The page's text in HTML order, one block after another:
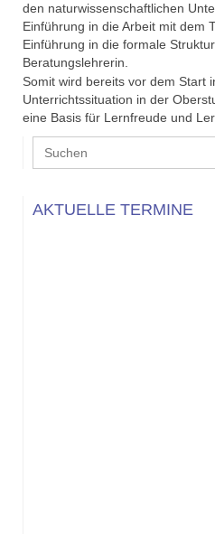
den naturwissenschaftlichen
Einführung in die Arbeit mit dem
Einführung in die formale
Beratungslehrerin.
Somit wird bereits vor dem Start
Unterrichtssituation in der
eine Basis für Lernfreude und
Search
for:
AKTUELLE TERMINE